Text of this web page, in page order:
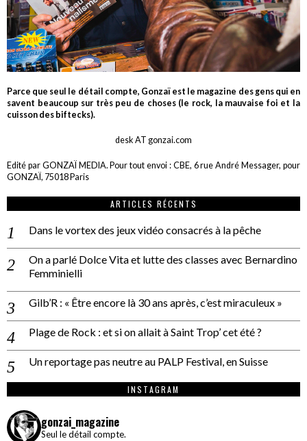
Parce que seul le détail compte, Gonzaï est le magazine des gens qui en
savent beaucoup sur très peu de choses (le rock, la mauvaise foi et la
cuisson des biftecks).
desk AT gonzai.com
Edité par GONZAÏ MEDIA. Pour tout envoi : CBE, 6 rue André Messager, pour
GONZAÏ, 75018 Paris
ARTICLES RÉCENTS
Dans le vortex des jeux vidéo consacrés à la pêche
On a parlé Dolce Vita et lutte des classes avec Bernardino
Femminielli
Gilb’R : « Être encore là 30 ans après, c’est miraculeux »
Plage de Rock : et si on allait à Saint Trop’ cet été ?
Un reportage pas neutre au PALP Festival, en Suisse
INSTAGRAM
gonzai_magazine
Seul le détail compte.